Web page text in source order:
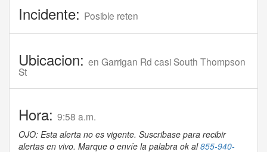
Incidente: Posible reten
Ubicacion: en Garrigan Rd casi South Thompson
St
Hora: 9:58 a.m.
OJO: Esta alerta no es vigente. Suscribase para recibir
alertas en vivo. Marque o envíe la palabra ok al855-940-